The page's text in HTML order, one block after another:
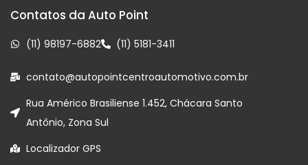
Contatos da Auto Point
(11) 98197-6882 (11) 5181-3411
contato@autopointcentroautomotivo.com.br
Rua Américo Brasiliense 1.452, Chácara Santo
Antônio, Zona Sul
Localizador GPS